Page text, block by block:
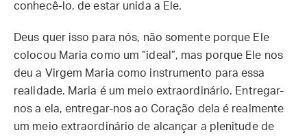
conhecê-lo, de estar unida a Ele.
Deus quer isso para nós, não somente porque Ele
colocou Maria como um “ideal”, mas porque Ele nos
deu a Virgem Maria como instrumento para essa
realidade. Maria é um meio extraordinário. Entregar-
nos a ela, entregar-nos ao Coração dela é realmente
um meio extraordinário de alcançar a plenitude de